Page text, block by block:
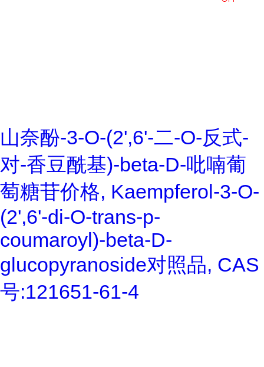
山奈酚-3-O-(2',6'-二-O-反式-
对-香豆酰基)-beta-D-吡喃葡
萄糖苷价格, Kaempferol-3-O-
(2',6'-di-O-trans-p-
coumaroyl)-beta-D-
glucopyranoside对照品, CAS
号:121651-61-4